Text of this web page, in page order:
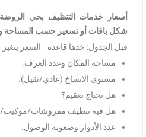
أسعار خدمات التنظيف بحي
شكل باقات أو تسعير حسب المساحة
قبل الجدول: خذها قاعدة—السعر يتغير
مساحة المكان وعدد الغرف.
مستوى الاتساخ (عادي/ثقيل).
هل تحتاج تعقيم؟
هل فيه تنظيف مفروشات/موكيت/
عدد الأدوار وصعوبة الوصول.